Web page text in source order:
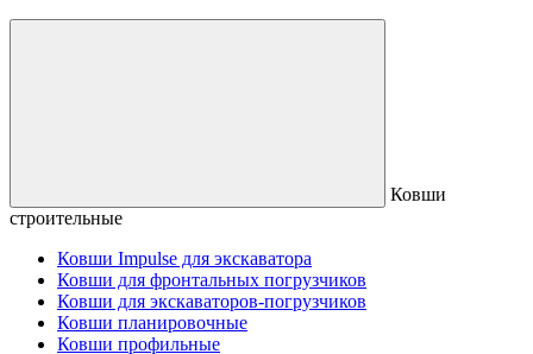
Ковши
строительные
Ковши Impulse для экскаватора
Ковши для фронтальных погрузчиков
Ковши для экскаваторов-погрузчиков
Ковши планировочные
Ковши профильные